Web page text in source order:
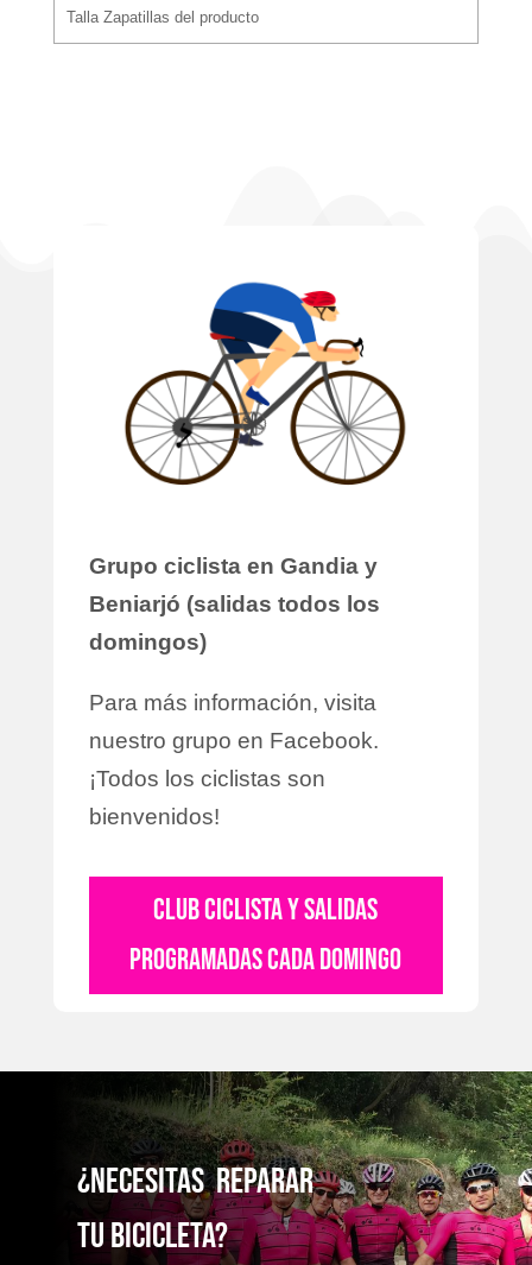
Grupo ciclista en Gandia y
Beniarjó (salidas todos los
domingos)
Para más información, visita
nuestro grupo en Facebook.
¡Todos los ciclistas son
bienvenidos!
CLUB CICLISTA Y SALIDAS
PROGRAMADAS CADA DOMINGO
¿NecesitaS reparaR
TU bicicleta?